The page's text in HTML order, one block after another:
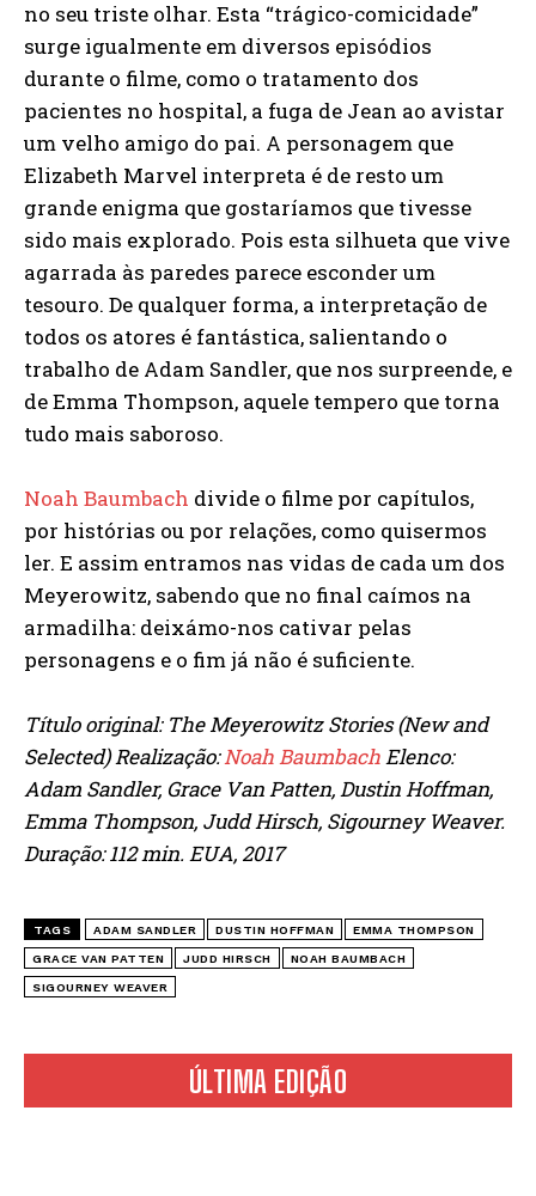
ÚLTIMA EDIÇÃO
no seu triste olhar. Esta “trágico-comicidade”
surge igualmente em diversos episódios
durante o filme, como o tratamento dos
pacientes no hospital, a fuga de Jean ao avistar
um velho amigo do pai. A personagem que
Elizabeth Marvel interpreta é de resto um
grande enigma que gostaríamos que tivesse
sido mais explorado. Pois esta silhueta que vive
agarrada às paredes parece esconder um
tesouro. De qualquer forma, a interpretação de
todos os atores é fantástica, salientando o
trabalho de Adam Sandler, que nos surpreende, e
de Emma Thompson, aquele tempero que torna
tudo mais saboroso.
Noah Baumbach divide o filme por capítulos,
por histórias ou por relações, como quisermos
ler. E assim entramos nas vidas de cada um dos
Meyerowitz, sabendo que no final caímos na
armadilha: deixámo-nos cativar pelas
personagens e o fim já não é suficiente.
Título original: The Meyerowitz Stories (New and
Selected) Realização:Noah BaumbachElenco:
Adam Sandler, Grace Van Patten, Dustin Hoffman,
Emma Thompson, Judd Hirsch, Sigourney Weaver.
Duração: 112 min. EUA, 2017
TAGS ADAM SANDLER DUSTIN HOFFMAN EMMA THOMPSON
GRACE VAN PATTEN JUDD HIRSCH NOAH BAUMBACH
SIGOURNEY WEAVER